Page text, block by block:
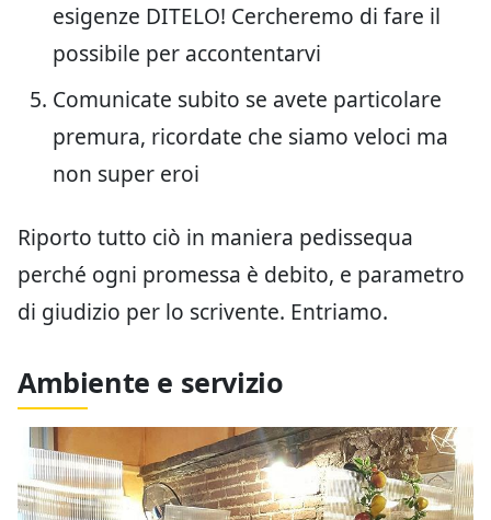
esigenze DITELO! Cercheremo di fare il
possibile per accontentarvi
Comunicate subito se avete particolare
premura, ricordate che siamo veloci ma
non super eroi
Riporto tutto ciò in maniera pedissequa
perché ogni promessa è debito, e parametro
di giudizio per lo scrivente. Entriamo.
Ambiente e servizio